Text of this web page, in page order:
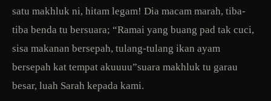
satu makhluk ni, hitam legam! Dia macam marah, tiba-
tiba benda tu bersuara; “Ramai yang buang pad tak cuci,
sisa makanan bersepah, tulang-tulang ikan ayam
bersepah kat tempat akuuuu”suara makhluk tu garau
besar, luah Sarah kepada kami.